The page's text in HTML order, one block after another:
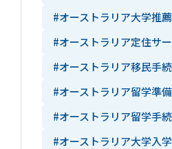
#オーストラリア大学推薦
#オーストラリア定住サ
#オーストラリア移民手
#オーストラリア留学準備
#オーストラリア留学手
#オーストラリア大学入